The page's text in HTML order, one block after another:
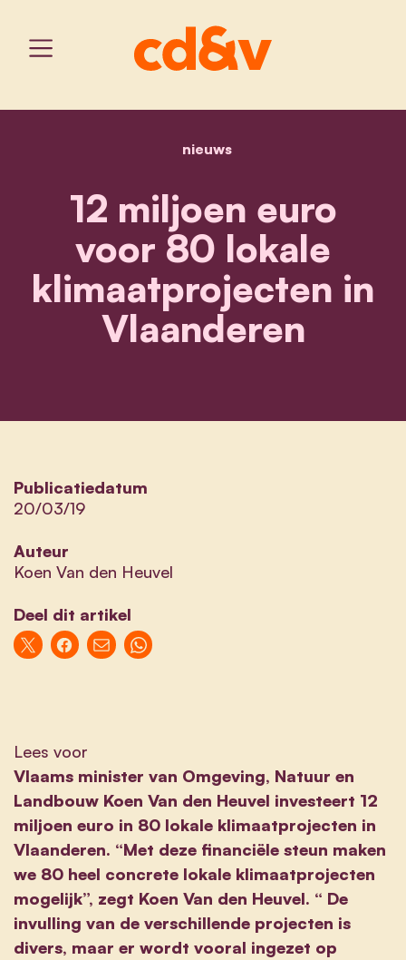
home
nieuws12 miljoen euro voor 80
12 miljoen euro
voor 80 lokale
klimaatprojecten in
Vlaanderen
Publicatiedatum
20/03/19
Auteur
Koen Van den Heuvel
Deel dit artikel
Lees voor
Vlaams minister van Omgeving, Natuur en
Landbouw Koen Van den Heuvel investeert 12
miljoen euro in 80 lokale klimaatprojecten in
Vlaanderen. “Met deze financiële steun maken
we 80 heel concrete lokale klimaatprojecten
mogelijk”, zegt Koen Van den Heuvel. “ De
invulling van de verschillende projecten is
divers, maar er wordt vooral ingezet op